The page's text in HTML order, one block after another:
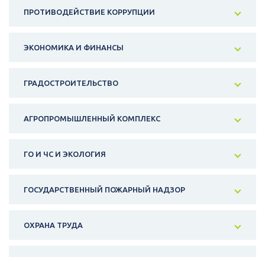
ПРОТИВОДЕЙСТВИЕ КОРРУПЦИИ
ЭКОНОМИКА И ФИНАНСЫ
ГРАДОСТРОИТЕЛЬСТВО
АГРОПРОМЫШЛЕННЫЙ КОМПЛЕКС
ГО И ЧС И ЭКОЛОГИЯ
ГОСУДАРСТВЕННЫЙ ПОЖАРНЫЙ НАДЗОР
ОХРАНА ТРУДА